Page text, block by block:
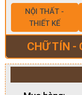
NỘI THẤT -
THIẾT KẾ
CHỮ TÍN -